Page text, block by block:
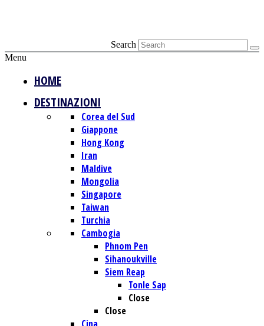
Search
Menu
HOME
DESTINAZIONI
Corea del Sud
Giappone
Hong Kong
Iran
Maldive
Mongolia
Singapore
Taiwan
Turchia
Cambogia
Phnom Pen
Sihanoukville
Siem Reap
Tonle Sap
Close
Close